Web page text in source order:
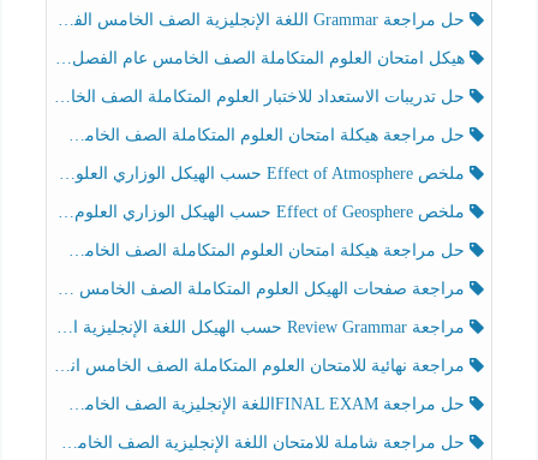
حل مراجعة Grammar اللغة الإنجليزية الصف الخامس الفصل الثالث
هيكل امتحان العلوم المتكاملة الصف الخامس عام الفصل الدراسي الثالث 2025-2026
حل تدريبات الاستعداد للاختبار العلوم المتكاملة الصف الخامس عام الفصل الثالث
حل مراجعة هيكلة امتحان العلوم المتكاملة الصف الخامس انسبير الفصل الثالث
ملخص Effect of Atmosphere حسب الهيكل الوزاري العلوم المتكاملة الصف الخامس انسبير الفصل الثالث
ملخص Effect of Geosphere حسب الهيكل الوزاري العلوم المتكاملة الصف الخامس انسبير الفصل الثالث
حل مراجعة هيكلة امتحان العلوم المتكاملة الصف الخامس عام الفصل الثالث
مراجعة صفحات الهيكل العلوم المتكاملة الصف الخامس انسبير الفصل الثالث
مراجعة Review Grammar حسب الهيكل اللغة الإنجليزية الصف الخامس الفصل الثالث
مراجعة نهائية للامتحان العلوم المتكاملة الصف الخامس انسبير الفصل الثالث
حل مراجعة FINAL EXAMاللغة الإنجليزية الصف الخامس الفصل الثالث
حل مراجعة شاملة للامتحان اللغة الإنجليزية الصف الخامس الفصل الثالث